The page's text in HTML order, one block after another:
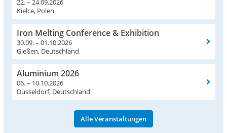
22. – 24.09.2026
Kielce, Polen
Iron Melting Conference & Exhibition
30.09. – 01.10.2026
Gießen, Deutschland
Aluminium 2026
06. – 10.10.2026
Düsseldorf, Deutschland
Alle Veranstaltungen